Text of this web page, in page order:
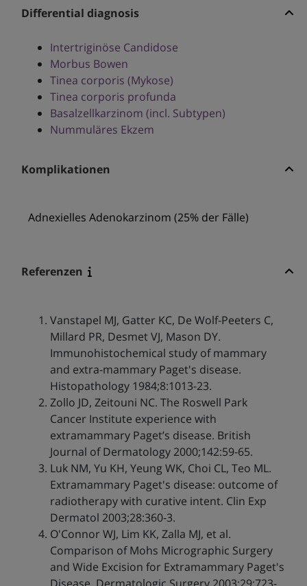
Differential diagnosis
Intertriginöse Candidose
Morbus Bowen
Tinea corporis (Mykose)
Tinea corporis profunda
Basalzellkarzinom (incl. Subtypen)
Nummuläres Ekzem
Komplikationen
Adnexielles Adenokarzinom (25% der Fälle)
Referenzen
Vanstapel MJ, Gatter KC, De Wolf-Peeters C,
Millard PR, Desmet VJ, Mason DY.
Immunohistochemical study of mammary
and extra-mammary Paget's disease.
Histopathology 1984;8:1013-23.
Zollo JD, Zeitouni NC. The Roswell Park
Cancer Institute experience with
extramammary Paget’s disease. British
Journal of Dermatology 2000;142:59-65.
Luk NM, Yu KH, Yeung WK, Choi CL, Teo ML.
Extramammary Paget's disease: outcome of
radiotherapy with curative intent. Clin Exp
Dermatol 2003;28:360-3.
O'Connor WJ, Lim KK, Zalla MJ, et al.
Comparison of Mohs Micrographic Surgery
and Wide Excision for Extramammary Paget's